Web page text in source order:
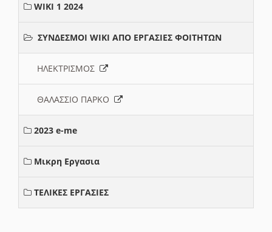
WIKI 1 2024
ΣΥΝΔΕΣΜΟΙ WIKI ΑΠΟ ΕΡΓΑΣΙΕΣ ΦΟΙΤΗΤΩΝ
ΗΛΕΚΤΡΙΣΜΟΣ
ΘΑΛΑΣΣΙΟ ΠΑΡΚΟ
2023 e-me
Μικρη Εργασια
ΤΕΛΙΚΕΣ ΕΡΓΑΣΙΕΣ